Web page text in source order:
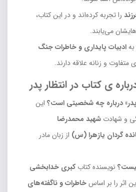
را تجربه کرده‌اند و در این کتاب،
می‌یابند.
ادبیات پایداری و خاطرات جنگ
متفاوت و زنانه علاقه دارند.
ی کتاب در انتظار پدر
پدر» درباره چه شخصیتی است؟ این
و شهادت شهید محمدرضا
گردان یازهرا (س) از زبان مادر
نویسنده کتابکبری خدابخشی
اثر را بر اساسخاطرات و ناگفته‌های